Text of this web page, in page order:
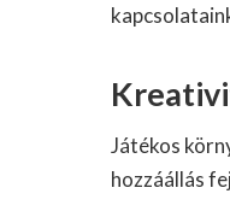
Játékos
hozzáállás